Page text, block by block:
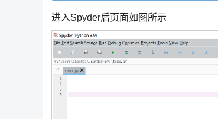
进入Spyder后页面如图所示